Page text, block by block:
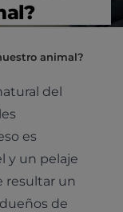
animal?
del
es
y un pelaje
resultar un
de